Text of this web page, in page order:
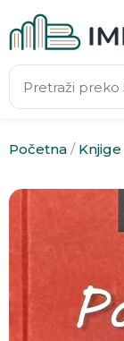
Početna / Knjige